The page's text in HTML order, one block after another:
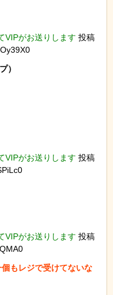
VIPがお送りします 投稿
）
VIPがお送りします 投稿
VIPがお送りします 投稿